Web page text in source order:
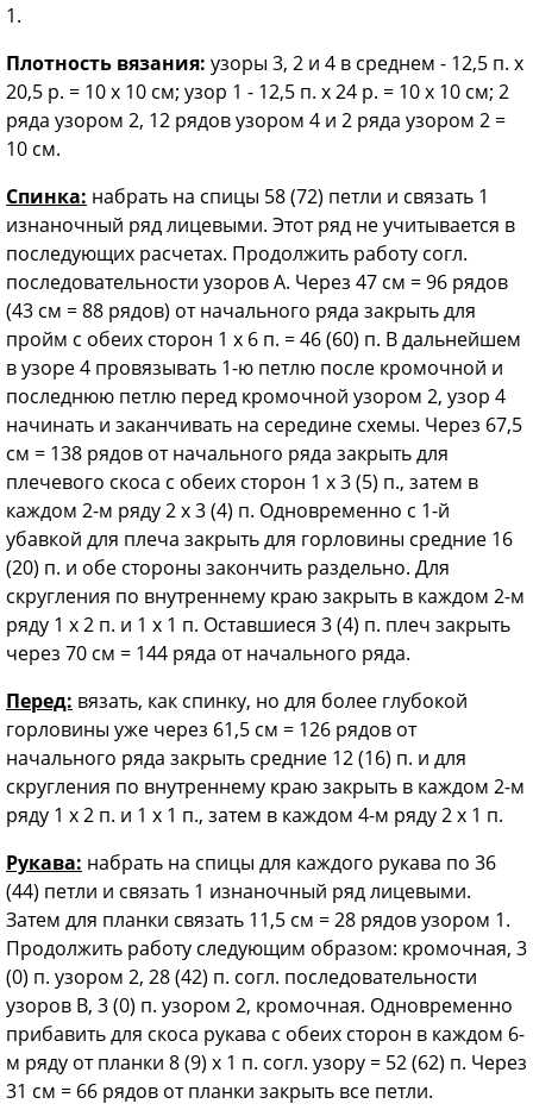
1.
Плотность вязания: узоры 3, 2 и 4 в среднем - 12,5 п. х
20,5 р. = 10 х 10 см; узор 1 - 12,5 п. х 24 р. = 10 х 10 см; 2
ряда узором 2, 12 рядов узором 4 и 2 ряда узором 2 =
10 см.
Спинка: набрать на спицы 58 (72) петли и связать 1
изнаночный ряд лицевыми. Этот ряд не учитывается в
последующих расчетах. Продолжить работу согл.
последовательности узоров А. Через 47 см = 96 рядов
(43 см = 88 рядов) от начального ряда закрыть для
пройм с обеих сторон 1 х 6 п. = 46 (60) п. В дальнейшем
в узоре 4 провязывать 1-ю петлю после кромочной и
последнюю петлю перед кромочной узором 2, узор 4
начинать и заканчивать на середине схемы. Через 67,5
см = 138 рядов от начального ряда закрыть для
плечевого скоса с обеих сторон 1 х 3 (5) п., затем в
каждом 2-м ряду 2 х 3 (4) п. Одновременно с 1-й
убавкой для плеча закрыть для горловины средние 16
(20) п. и обе стороны закончить раздельно. Для
скругления по внутреннему краю закрыть в каждом 2-м
ряду 1 х 2 п. и 1 х 1 п. Оставшиеся 3 (4) п. плеч закрыть
через 70 см = 144 ряда от начального ряда.
Перед: вязать, как спинку, но для более глубокой
горловины уже через 61,5 см = 126 рядов от
начального ряда закрыть средние 12 (16) п. и для
скругления по внутреннему краю закрыть в каждом 2-м
ряду 1 х 2 п. и 1 х 1 п., затем в каждом 4-м ряду 2 x 1 п.
Рукава: набрать на спицы для каждого рукава по 36
(44) петли и связать 1 изнаночный ряд лицевыми.
Затем для планки связать 11,5 см = 28 рядов узором 1.
Продолжить работу следующим образом: кромочная, 3
(0) п. узором 2, 28 (42) п. согл. последовательности
узоров В, 3 (0) п. узором 2, кромочная. Одновременно
прибавить для скоса рукава с обеих сторон в каждом 6-
м ряду от планки 8 (9) х 1 п. согл. узору = 52 (62) п. Через
31 см = 66 рядов от планки закрыть все петли.